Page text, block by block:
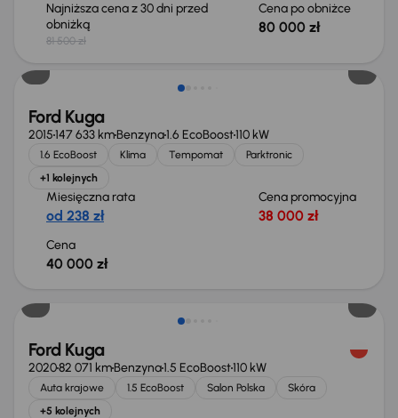
Najniższa cena z 30 dni przed
obniżką
81 500 zł
Cena po obniżce
80 000 zł
Świeżo skupione
Ford Kuga
2015147 633 kmBenzyna1.6 EcoBoost110 kW
1.6 EcoBoost Klima Tempomat
Parktronic
+1 kolejnych
Miesięczna rata
od 238 zł
Cena promocyjna
38 000 zł
Cena
40 000 zł
Ford Kuga
202082 071 kmBenzyna1.5 EcoBoost110 kW
Auta krajowe 1.5 EcoBoost Salon Polska
Skóra
+5 kolejnych